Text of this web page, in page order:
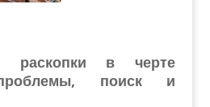
раскопки в черте
поиск и